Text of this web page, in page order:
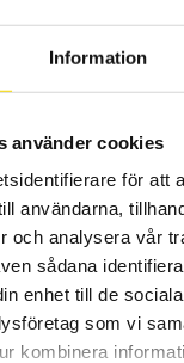
Information
använder cookies
för att
användarna,
och analysera vår
sådana
enhet till de
som vi
kombinera
för loggning. Samt
krPrisintervall:
4,985.00 kr
6,745.00 kr